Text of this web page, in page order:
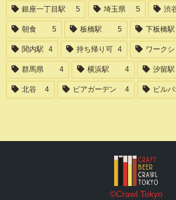
銀座一丁目駅 5 埼玉県 5 渋
朝食 5 板橋駅 5 下板橋駅
関内駅 4 持ち帰り可 4 ワーク
群馬県 4 横浜駅 4 汐留駅
北谷 4 ビアガーデン 4 ビルバ
©Crawl.Tokyo